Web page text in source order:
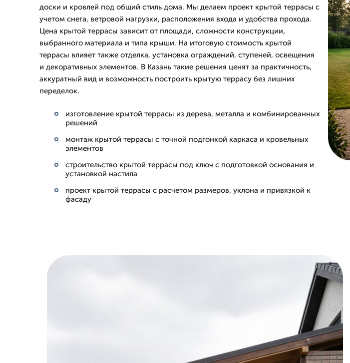
доски и кровлей под общий стиль дома. Мы делаем проект крытой террасы с
учетом снега, ветровой нагрузки, расположения входа и удобства прохода.
Цена крытой террасы зависит от площади, сложности конструкции,
выбранного материала и типа крыши. На итоговую стоимость крытой
террасы влияет также отделка, установка ограждений, ступеней, освещения
и декоративных элементов. В Казань такие решения ценят за практичность,
аккуратный вид и возможность построить крытую террасу без лишних
переделок.
изготовление крытой террасы из дерева, металла и комбинированных
решений
монтаж крытой террасы с точной подгонкой каркаса и кровельных
элементов
строительство крытой террасы под ключ с подготовкой основания и
установкой настила
проект крытой террасы с расчетом размеров, уклона и привязкой к
фасаду